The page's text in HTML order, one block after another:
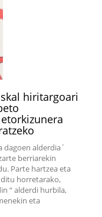
hiritargoari
alderdia´
berriarekin
Parte hartzea eta
horretarako,
“ alderdi hurbila,
eta